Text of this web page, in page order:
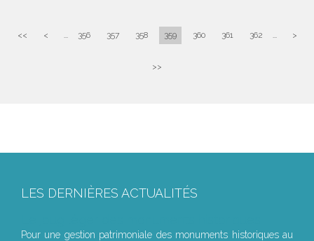
<< < ... 356 357 358 359 360 361 362 ... >
>>
LES DERNIÈRES ACTUALITÉS
Pour une gestion patrimoniale des monuments historiques au